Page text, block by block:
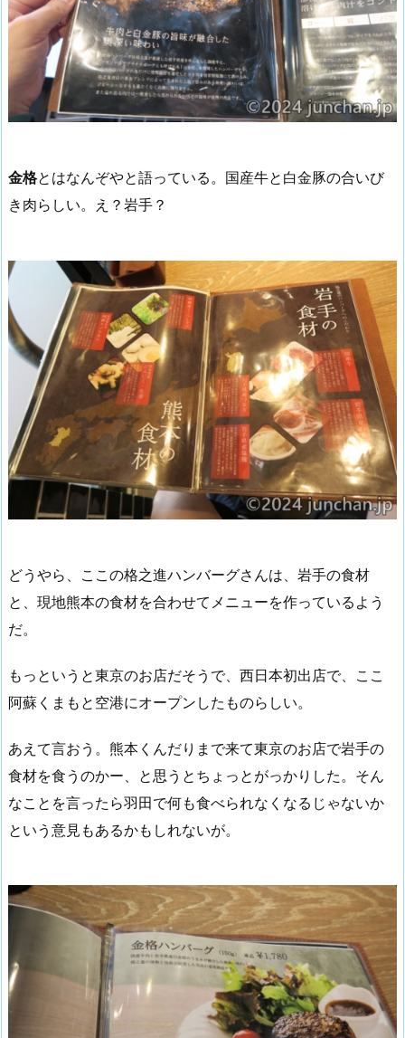
金格とはなんぞやと語っている。国産牛と白金豚の合いび
き肉らしい。え？岩手？
どうやら、ここの格之進ハンバーグさんは、岩手の食材
と、現地熊本の食材を合わせてメニューを作っているよう
だ。
もっというと東京のお店だそうで、西日本初出店で、ここ
阿蘇くまもと空港にオープンしたものらしい。
あえて言おう。熊本くんだりまで来て東京のお店で岩手の
食材を食うのかー、と思うとちょっとがっかりした。そん
なことを言ったら羽田で何も食べられなくなるじゃないか
という意見もあるかもしれないが。